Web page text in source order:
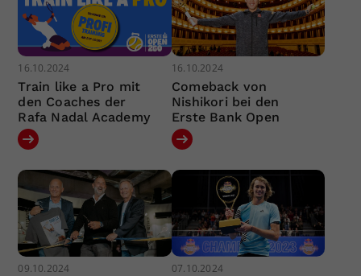
16.10.2024
Train like a Pro mit
den Coaches der
Rafa Nadal Academy
16.10.2024
Comeback von
Nishikori bei den
Erste Bank Open
09.10.2024 07.10.2024